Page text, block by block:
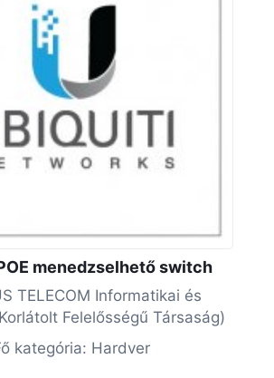
menedzselhető switch
TELECOM Informatikai és
Felelősségű Társaság)
kategória: Hardver